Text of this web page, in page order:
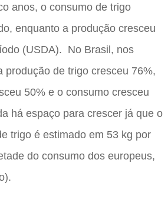
anos, o consumo de trigo
enquanto a produção cresceu
(USDA). No Brasil, nos
produção de trigo cresceu 76%,
50% e o consumo cresceu
há espaço para crescer já que o
trigo é estimado em 53 kg por
do consumo dos europeus,